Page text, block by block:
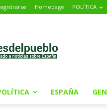
Homepage POLÍTICA
ESPAÑA